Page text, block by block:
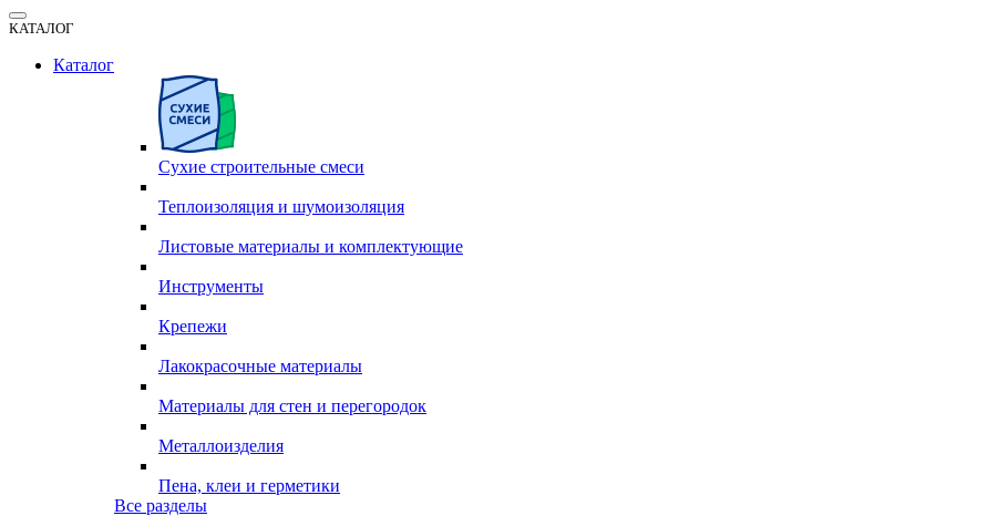
КАТАЛОГ
Каталог
Сухие строительные смеси
Теплоизоляция и шумоизоляция
Листовые материалы и комплектующие
Инструменты
Крепежи
Лакокрасочные материалы
Материалы для стен и перегородок
Металлоизделия
Пена, клеи и герметики
Все разделы